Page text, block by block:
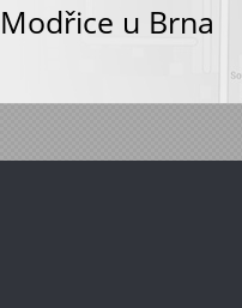
Modřice u Brna